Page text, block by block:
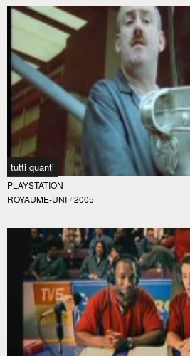
tutti quanti
PLAYSTATION
ROYAUME-UNI / 2005